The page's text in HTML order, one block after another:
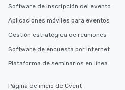
Software de inscripción del evento
Aplicaciones móviles para eventos
Gestión estratégica de reuniones
Software de encuesta por Internet
Plataforma de seminarios en línea
Página de inicio de Cvent